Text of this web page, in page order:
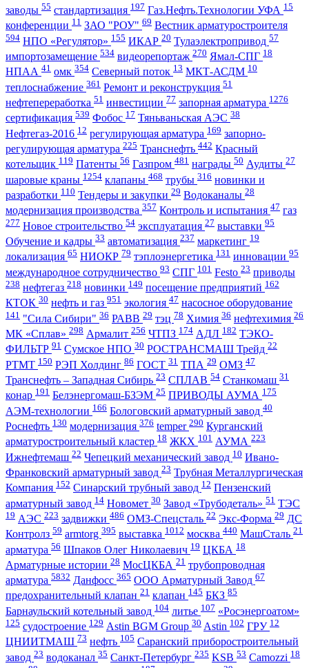
заводы 55 стандартизация 197 Газ.Нефть.Технологии УФА 15
конференции 11 ЗАО "РОУ" 69 Вестник арматуростроителя
594 НПО «Регулятор» 155 ИКАР 20 Тулаэлектропривод 57
импортозамещение 534 видеорепортаж 270 Ямал-СПГ 18
НПАА 41 омк 354 Северный поток 13 МКТ-АСДМ 10
теплоснабжение 361 Ремонт и реконструкция 51
нефтепереработка 51 инвестиции 77 запорная арматура 1276
сертификация 539 Фобос 17 Тяньваньская АЭС 38
Нефтегаз-2016 12 регулирующая арматура 169 запорно-
регулирующая арматура 225 Транснефть 442 Красный
котельщик 119 Патенты 56 Газпром 481 награды 50 Аудиты 27
шаровые краны 1254 клапаны 468 трубы 316 новинки и
разработки 110 Тендеры и закупки 29 Водоканалы 28
модернизация производства 357 Контроль и испытания 47 газ
277 Новое строительство 54 эксплуатация 27 выставки 95
Обучение и кадры 33 автоматизация 237 маркетинг 19
локализация 65 НИОКР 79 тэплоэнергетика 131 инновации 95
международное сотрудничество 93 СПГ 101 Festo 23 приводы
238 нефтегаз 218 новинки 149 посещение предприятий 162
КТОК 30 нефть и газ 951 экология 47 насосное оборудование
141 "Сила Сибири" 36 РАВВ 29 тэц 78 Химия 36 нефтехимия 26
МК «Сплав» 298 Армалит 256 ЧТПЗ 174 АДЛ 182 ТЭКО-
ФИЛЬТР 91 Сумское НПО 30 РОСТРАНСМАШ Трейд 22
РТМТ 150 РЭП Холдинг 86 ГОСТ 31 ТПА 29 ОМЗ 47
Транснефть – Западная Сибирь 23 СПЛАВ 54 Станкомаш 31
конар 191 Белэнергомаш-БЗЭМ 25 ПРИВОДЫ АУМА 175
АЭМ-технологии 166 Бологовский арматурный завод 40
Роснефть 130 модернизация 376 temper 290 Курганский
арматуростроительный кластер 18 ЖКХ 101 АУМА 223
Ижнефтемаш 22 Чепецкий механический завод 10 Ивано-
Франковский арматурный завод 23 Трубная Металлургическая
Компания 152 Синарский трубный завод 12 Пензенский
арматурный завод 14 Новомет 30 Завод «Трубодеталь» 51 ТЭС
19 АЭС 223 задвижки 486 ОМЗ-Спецсталь 22 Экс-Форма 29 ДС
Контролз 59 armtorg 395 выставка 1012 москва 440 МашСталь 21
арматура 56 Шпаков Олег Николаевич 19 ЦКБА 18
Арматурные истории 28 МосЦКБА 21 трубопроводная
арматура 5832 Данфосс 365 ООО Арматурный Завод 67
предохранительный клапан 21 клапан 145 БКЗ 85
Барнаульский котельный завод 104 литье 107 «Росэнергоатом»
125 судостроение 129 Astin BGM Group 30 Astin 102 ГРУ 12
ЦНИИТМАШ 73 нефть 105 Саранский приборостроительный
завод 23 водоканал 35 Санкт-Петербург 235 KSB 53 Camozzi 18